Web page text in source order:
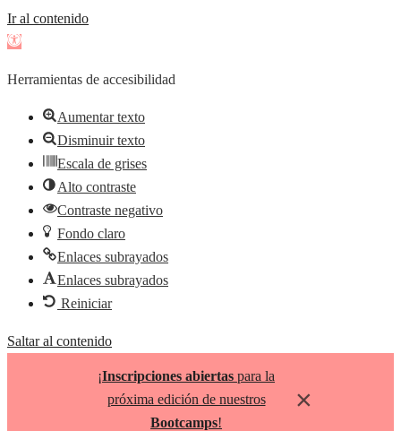
Ir al contenido
Abrir
de
herramientas
Herramientas de accesibilidad
Aumentar texto
Disminuir texto
Escala de grises
Alto contraste
Contraste negativo
Fondo claro
Enlaces subrayados
Enlaces subrayados
Reiniciar
Saltar al contenido
¡Inscripciones abiertas para la
próxima edición de nuestros
Bootcamps!
×